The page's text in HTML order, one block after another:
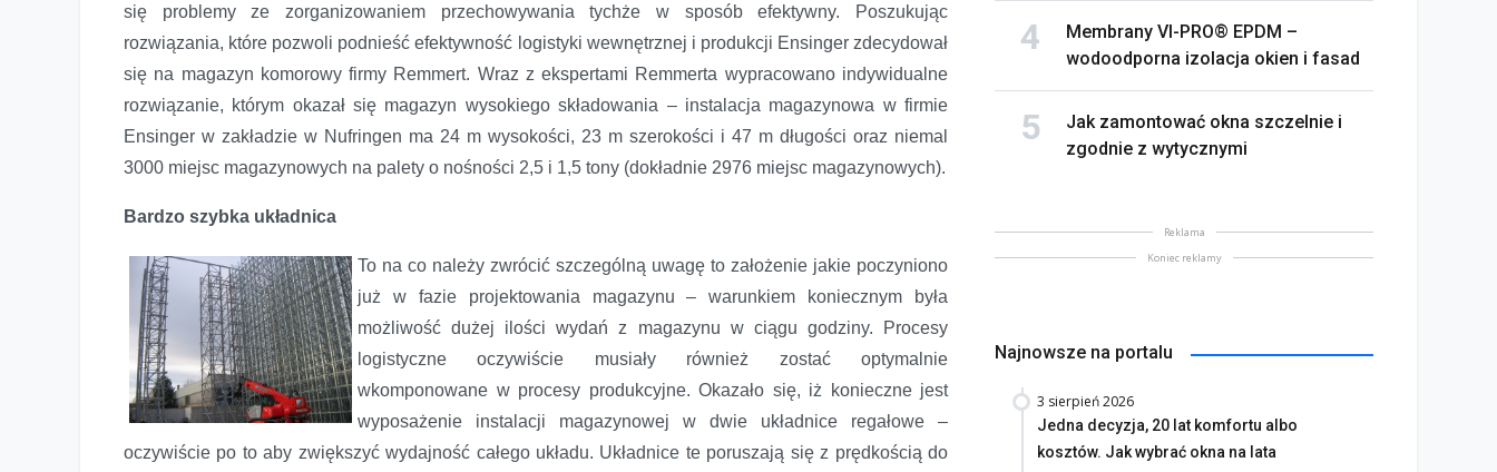
się problemy ze zorganizowaniem przechowywania tychże w sposób efektywny. Poszukując
rozwiązania, które pozwoli podnieść efektywność logistyki wewnętrznej i produkcji Ensinger zdecydował
się na magazyn komorowy firmy Remmert. Wraz z ekspertami Remmerta wypracowano indywidualne
rozwiązanie, którym okazał się magazyn wysokiego składowania – instalacja magazynowa w firmie
Ensinger w zakładzie w Nufringen ma 24 m wysokości, 23 m szerokości i 47 m długości oraz niemal
3000 miejsc magazynowych na palety o nośności 2,5 i 1,5 tony (dokładnie 2976 miejsc magazynowych).
Bardzo szybka układnica
To na co należy zwrócić szczególną uwagę to założenie jakie poczyniono
już w fazie projektowania magazynu – warunkiem koniecznym była
możliwość dużej ilości wydań z magazynu w ciągu godziny. Procesy
logistyczne oczywiście musiały również zostać optymalnie
wkomponowane w procesy produkcyjne. Okazało się, iż konieczne jest
wyposażenie instalacji magazynowej w dwie układnice regałowe –
oczywiście po to aby zwiększyć wydajność całego układu. Układnice te poruszają się z prędkością do
Membrany VI-PRO® EPDM –
wodoodporna izolacja okien i fasad
Jak zamontować okna szczelnie i
zgodnie z wytycznymi
Reklama
Koniec reklamy
Najnowsze na portalu
3 sierpień 2026
Jedna decyzja, 20 lat komfortu albo
kosztów. Jak wybrać okna na lata